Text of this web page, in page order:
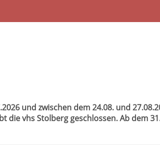
und zwischen dem 24.08. und
die vhs Stolberg geschlossen. Ab dem